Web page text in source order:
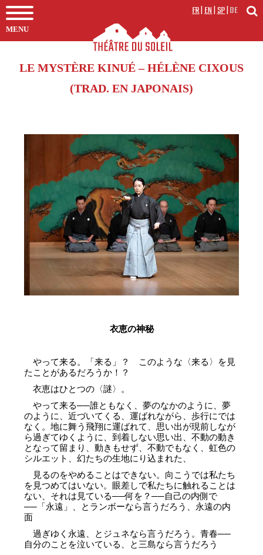
MENU
FR|EN|SP|DE
LE MYSTÈRE KINUÉ – HÉLÈNE CIXOUS
(TRAD. EN JAPONAIS)
衣恵の神秘
やって来る。「来る」？ このような〈来る〉を見
たことがあるだろうか！？
衣恵はひとつの〈謎〉。
やって来る──誰ともなく、夢のなかのように、夢
のように、近づいてくる、運ばれながら、歩行にでは
なく。地に舞う飛翔に運ばれて、思い出が現前しなが
ら過ぎてゆくように、到着しない思い出、不動の動き
となって留まり、動きもせず、不動でもなく、虹色の
シルエット、幻たちの生地にり込まれた、
見るのをやめることはできない。向こうでは私たち
を見つめてはいない。眼差しで私たちに触れることは
ない、それは見ている──何を？──自己の内側で
──「永遠」、とランボーなら言うだろう、永遠の内
面
過ぎゆく永遠、とジュネなら言うだろう。青春──
自分のことを泣いている、と三島なら言うだろう